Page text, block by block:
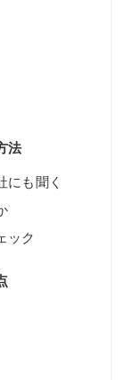
法
にも聞く
ック